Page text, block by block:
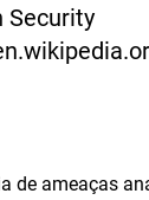
Security
de ameaças